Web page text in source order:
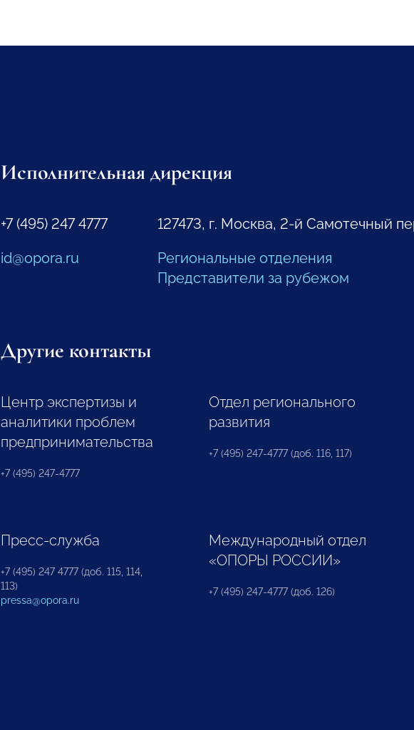
Исполнительная дирекция
+7 (495) 247 4777
id@opora.ru
127473, г. Москва, 2-й Самотечный
Региональные отделения
Представители за рубежом
Другие контакты
Центр экспертизы и
аналитики проблем
предпринимательства
+7 (495) 247-4777
Отдел регионального
развития
+7 (495) 247-4777 (доб. 116, 117)
Пресс-служба
+7 (495) 247 4777 (доб. 115, 114,
113)
pressa@opora.ru
Международный отдел
«ОПОРЫ РОССИИ»
+7 (495) 247-4777 (доб. 126)